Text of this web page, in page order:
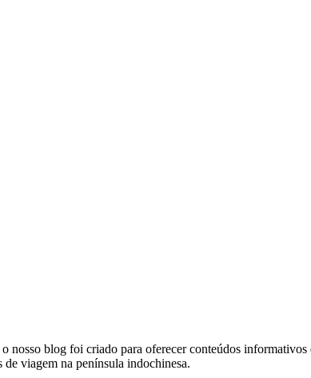
nosso blog foi criado para oferecer conteúdos
viagem na península indochinesa.